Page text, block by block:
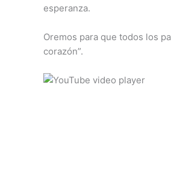
esperanza.
Oremos para que todos los
corazón”.